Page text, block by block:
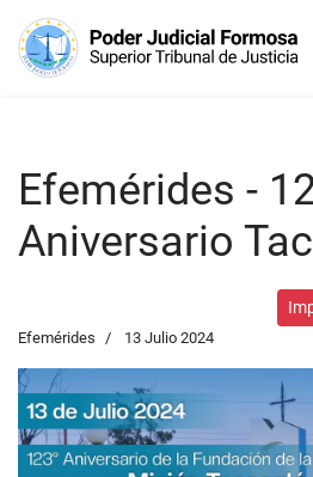
Efemérides -
Aniversario
Efemérides 13 Julio 2024